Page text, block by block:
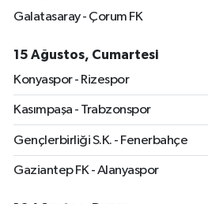
Galatasaray - Çorum FK
15 Ağustos, Cumartesi
Konyaspor - Rizespor
Kasımpaşa - Trabzonspor
Gençlerbirliği S.K. - Fenerbahçe
Gaziantep FK - Alanyaspor